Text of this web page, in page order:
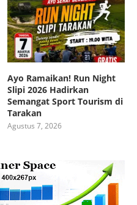
Ayo Ramaikan! Run Night
Slipi 2026 Hadirkan
Semangat Sport Tourism di
Tarakan
Agustus 7, 2026